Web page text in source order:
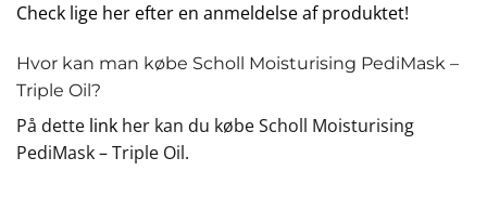
Check lige her efter en anmeldelse af produktet!
Hvor kan man købe Scholl Moisturising PediMask –
Triple Oil?
På dette link her kan du købe Scholl Moisturising
PediMask – Triple Oil.